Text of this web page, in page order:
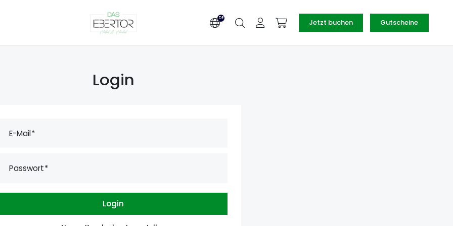
DE Jetzt buchen Gutscheine
Login
E-Mail
Passwort
Login